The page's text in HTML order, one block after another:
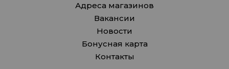
Адреса магазинов
Вакансии
Новости
Бонусная карта
Контакты